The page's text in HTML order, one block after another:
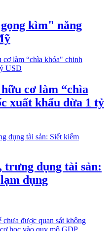
kìm" năng
cơ làm “chìa
xuất khẩu dừa 1 tỷ
trưng dụng tài sản:
dụng